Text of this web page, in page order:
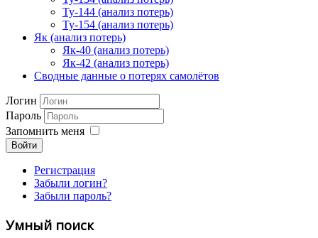
Ту-144 (анализ потерь)
Ту-154 (анализ потерь)
Як (анализ потерь)
Як-40 (анализ потерь)
Як-42 (анализ потерь)
Сводные данные о потерях самолётов
Логин
Пароль
Запомнить меня
Войти
Регистрация
Забыли логин?
Забыли пароль?
Умный поиск